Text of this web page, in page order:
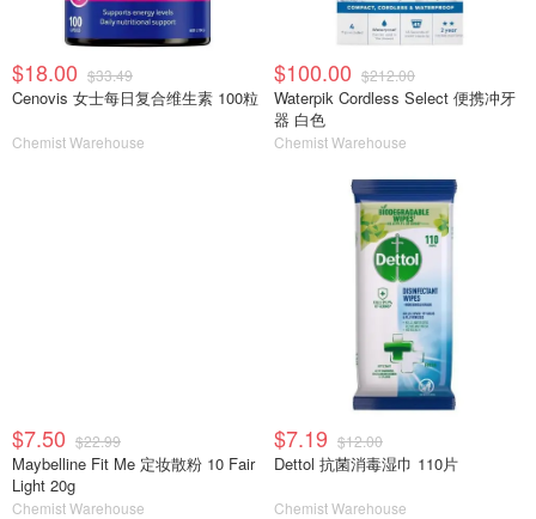
$18.00 $33.49
Cenovis 女士每日复合维生素 100粒
Chemist Warehouse
$100.00 $212.00
Waterpik Cordless Select 便携冲牙
器 白色
Chemist Warehouse
$7.50 $22.99
Maybelline Fit Me 定妆散粉 10 Fair
Light 20g
Chemist Warehouse
$7.19 $12.00
Dettol 抗菌消毒湿巾 110片
Chemist Warehouse